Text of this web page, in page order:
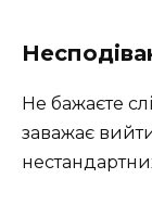
Не бажаєте
заважає